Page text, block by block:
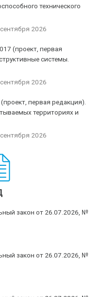
технического
2026
(проект, первая
системы.
2026
первая редакция).
территориях и
2026
закон от 26.07.2026, №
закон от 26.07.2026, №